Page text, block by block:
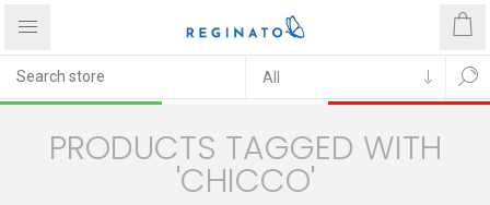
PRODUCTS TAGGED WITH
'CHICCO'